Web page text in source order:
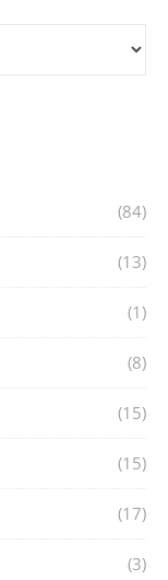
(84)
(13)
(1)
(8)
(15)
(15)
(17)
(3)